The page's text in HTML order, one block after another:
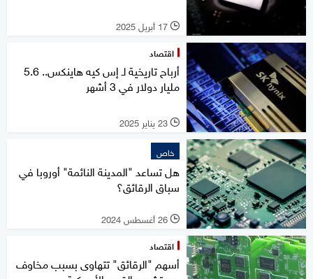
l 17 أبريل 2025
اقتصاد
أرباح تاريخية لـ إس كيه هاينكس.. 5.6
مليار دولار في 3 أشهر
l 23 يناير 2025
خاص
هل تساعد "المدينة النائمة" أوروبا في
سباق الرقائق؟
l 26 أغسطس 2024
اقتصاد
أسهم "الرقائق" تتهاوى بسبب مخاوف